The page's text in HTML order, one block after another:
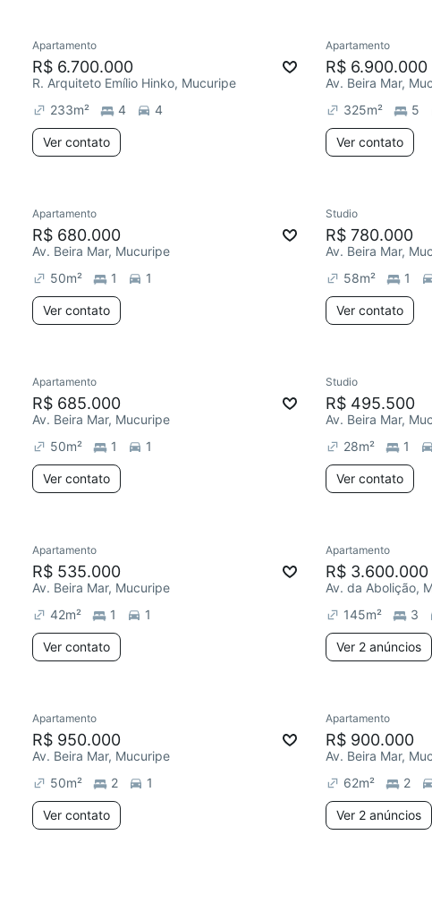
Apartamento
R$ 6.700.000
R. Arquiteto Emílio Hinko, Mucuripe
233m² 4 4
Ver contato
Apartamento
R$ 6.900.000
Av. Beira Mar,
325m² 5
Ver contato
Apartamento
R$ 680.000
Av. Beira Mar, Mucuripe
50m² 1 1
Ver contato
Studio
R$ 780.000
Av. Beira Mar,
58m² 1
Ver contato
Apartamento
R$ 685.000
Av. Beira Mar, Mucuripe
50m² 1 1
Ver contato
Studio
R$ 495.500
Av. Beira Mar,
28m² 1
Ver contato
Apartamento
R$ 535.000
Av. Beira Mar, Mucuripe
42m² 1 1
Ver contato
Apartamento
R$ 3.600.000
Av. da Abolição,
145m² 3
Ver 2 anúncios
Apartamento
R$ 950.000
Av. Beira Mar, Mucuripe
50m² 2 1
Ver contato
Apartamento
R$ 900.000
Av. Beira Mar,
62m² 2
Ver 2 anúncios